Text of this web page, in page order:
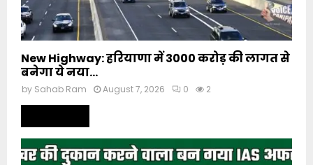
New Highway: हरियाणा में 3000 करोड़ की लागत से
बनेगा ये नया...
by Sahab Ram August 7, 2026 0 2